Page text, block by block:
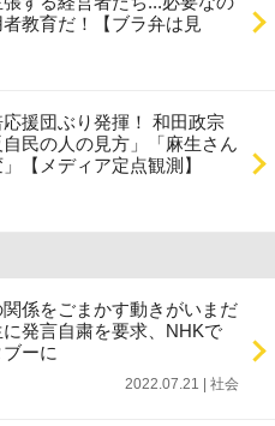
教育だ！【ブラ弁は見
援団ぶり発揮！ 和田政宗
民の人の見方」「麻生さん
【メディア定点観測】
係をごまかす動きがいまだ
発言自粛を要求、NHKで
ーに
2022.07.21 | 社会